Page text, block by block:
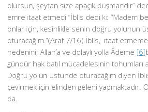
olursun, şeytan size apaçık düşmandır”
emre itaat etmedi “İblis dedi ki: “Madem
onlar için, kesinlikle senin doğru yolunun
oturacağım.”(Araf 7/16) İblis, itaat
nedenini; Allah’a ve dolaylı yolla Âdeme [6]
gündür hak batıl mücadelesinin tohumları
Doğru yolun üstünde oturacağım diyen
çevirmek için elinden geleni yapmaktadır.
da.